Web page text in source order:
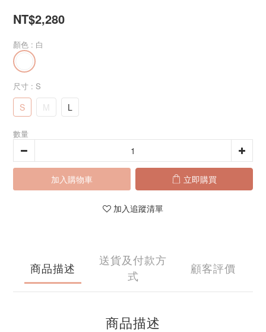
NT$2,280
顏色 : 白
尺寸 : S
S M L
數量
加入購物車 立即購買
加入追蹤清單
商品描述
送貨及付款方
式
顧客評價
商品描述